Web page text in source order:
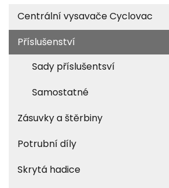
Centrální vysavače Cyclovac
Příslušenství
Sady příslušentsví
Samostatné
Zásuvky a štěrbiny
Potrubní díly
Skrytá hadice